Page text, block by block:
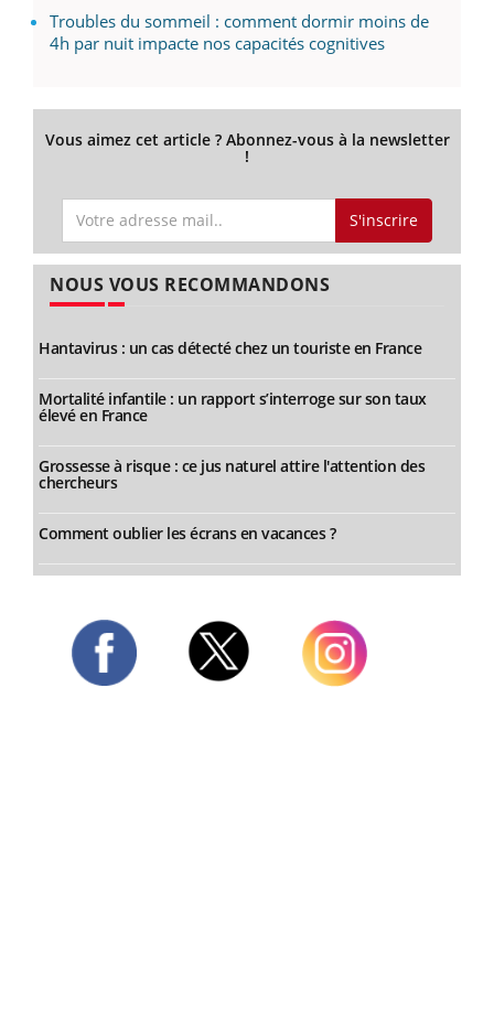
Troubles du sommeil : comment dormir moins de
4h par nuit impacte nos capacités cognitives
Vous aimez cet article ? Abonnez-vous à la newsletter
!
S'inscrire
NOUS VOUS RECOMMANDONS
Hantavirus : un cas détecté chez un touriste en France
Mortalité infantile : un rapport s’interroge sur son taux
élevé en France
Grossesse à risque : ce jus naturel attire l'attention des
chercheurs
Comment oublier les écrans en vacances ?